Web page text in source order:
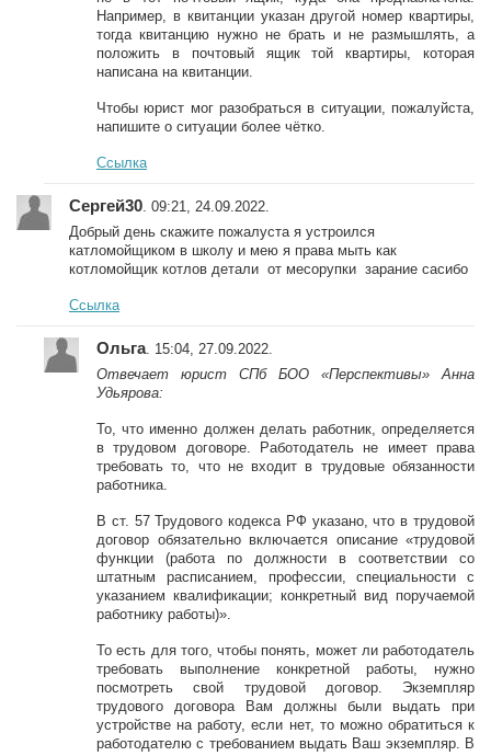
Например, в квитанции указан другой номер квартиры,
тогда квитанцию нужно не брать и не размышлять, а
положить в почтовый ящик той квартиры, которая
написана на квитанции.
Чтобы юрист мог разобраться в ситуации, пожалуйста,
напишите о ситуации более чётко.
Ссылка
Сергей30 . 09:21, 24.09.2022.
Добрый день скажите пожалуста я устроился
катломойщиком в школу и мею я права мыть как
котломойщик котлов детали от месорупки зарание сасибо
Ссылка
Ольга. 15:04, 27.09.2022.
Отвечает юрист СПб БОО «Перспективы» Анна
Удьярова:
То, что именно должен делать работник, определяется
в трудовом договоре. Работодатель не имеет права
требовать то, что не входит в трудовые обязанности
работника.
В ст. 57 Трудового кодекса РФ указано, что в трудовой
договор обязательно включается описание «трудовой
функции (работа по должности в соответствии со
штатным расписанием, профессии, специальности с
указанием квалификации; конкретный вид поручаемой
работнику работы)».
То есть для того, чтобы понять, может ли работодатель
требовать выполнение конкретной работы, нужно
посмотреть свой трудовой договор. Экземпляр
трудового договора Вам должны были выдать при
устройстве на работу, если нет, то можно обратиться к
работодателю с требованием выдать Ваш экземпляр. В